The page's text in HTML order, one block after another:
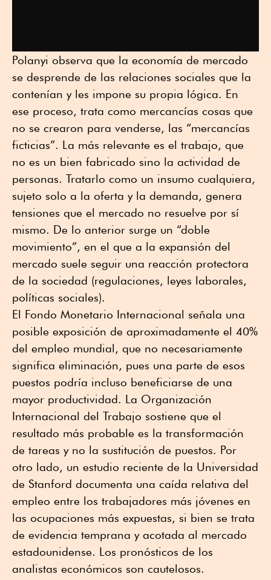
Polanyi observa que la economía de mercado
se desprende de las relaciones sociales que la
contenían y les impone su propia lógica. En
ese proceso, trata como mercancías cosas que
no se crearon para venderse, las “mercancías
ficticias”. La más relevante es el trabajo, que
no es un bien fabricado sino la actividad de
personas. Tratarlo como un insumo cualquiera,
sujeto solo a la oferta y la demanda, genera
tensiones que el mercado no resuelve por sí
mismo. De lo anterior surge un “doble
movimiento”, en el que a la expansión del
mercado suele seguir una reacción protectora
de la sociedad (regulaciones, leyes laborales,
políticas sociales).
El Fondo Monetario Internacional señala una
posible exposición de aproximadamente el 40%
del empleo mundial, que no necesariamente
significa eliminación, pues una parte de esos
puestos podría incluso beneficiarse de una
mayor productividad. La Organización
Internacional del Trabajo sostiene que el
resultado más probable es la transformación
de tareas y no la sustitución de puestos. Por
otro lado, un estudio reciente de la Universidad
de Stanford documenta una caída relativa del
empleo entre los trabajadores más jóvenes en
las ocupaciones más expuestas, si bien se trata
de evidencia temprana y acotada al mercado
estadounidense. Los pronósticos de los
analistas económicos son cautelosos.